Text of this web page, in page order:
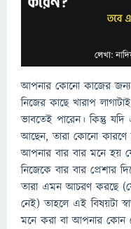
আপনার কোনো কাজের জন্য
নিজের কাছে খারাপ
ভাবতেই পারেন। কিন্তু
আছেন, তারা কোনো
আপনার বার বার মনে হয়
নিজেকে বার বার প্রেশার
তারা এমন আচরণ করছে
নেই) তাহলে এই বিষয়টা
মনে করা বা আপনার কোন